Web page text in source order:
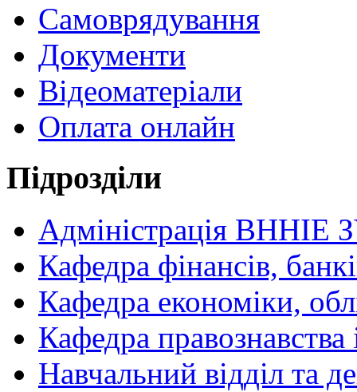
Самоврядування
Документи
Відеоматеріали
Оплата онлайн
Підрозділи
Адміністрація ВННІЕ
Кафедра фінансів,
Кафедра економіки,
Кафедра
Навчальний відділ та